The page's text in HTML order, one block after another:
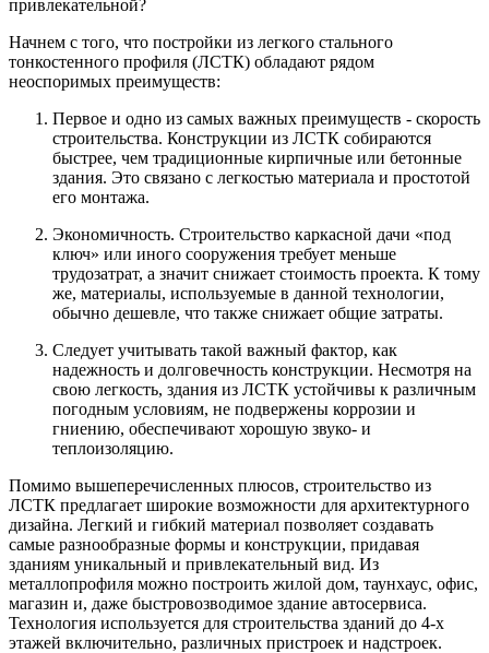
привлекательной?
Начнем с того, что постройки из легкого стального
тонкостенного профиля (ЛСТК) обладают рядом
неоспоримых преимуществ:
Первое и одно из самых важных преимуществ - скорость
строительства. Конструкции из ЛСТК собираются
быстрее, чем традиционные кирпичные или бетонные
здания. Это связано с легкостью материала и простотой
его монтажа.
Экономичность. Строительство каркасной дачи «под
ключ» или иного сооружения требует меньше
трудозатрат, а значит снижает стоимость проекта. К тому
же, материалы, используемые в данной технологии,
обычно дешевле, что также снижает общие затраты.
Следует учитывать такой важный фактор, как
надежность и долговечность конструкции. Несмотря на
свою легкость, здания из ЛСТК устойчивы к различным
погодным условиям, не подвержены коррозии и
гниению, обеспечивают хорошую звуко- и
теплоизоляцию.
Помимо вышеперечисленных плюсов, строительство из
ЛСТК предлагает широкие возможности для архитектурного
дизайна. Легкий и гибкий материал позволяет создавать
самые разнообразные формы и конструкции, придавая
зданиям уникальный и привлекательный вид. Из
металлопрофиля можно построить жилой дом, таунхаус, офис,
магазин и, даже быстровозводимое здание автосервиса.
Технология используется для строительства зданий до 4-х
этажей включительно, различных пристроек и надстроек.